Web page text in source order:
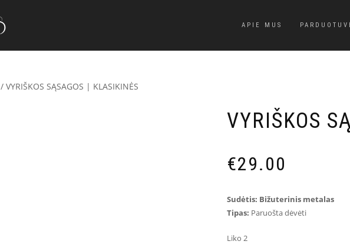
APIE MUS
/ VYRIŠKOS SĄSAGOS | KLASIKINĖS
VYRIŠKOS
€29.00
Sudėtis: Bižuterinis metalas
Tipas: Paruošta dėvėti
Liko 2